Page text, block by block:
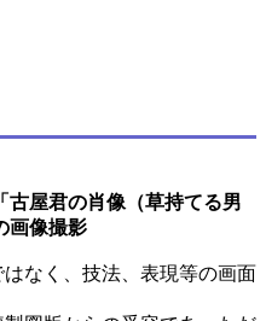
古屋君の肖像（草持てる男
画像撮影
なく、技法、表現等の画面